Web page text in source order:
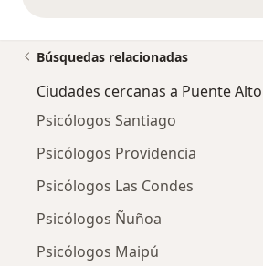
Búsquedas relacionadas
Ciudades cercanas a Puente Alto
Psicólogos Santiago
Psicólogos Providencia
Psicólogos Las Condes
Psicólogos Ñuñoa
Psicólogos Maipú